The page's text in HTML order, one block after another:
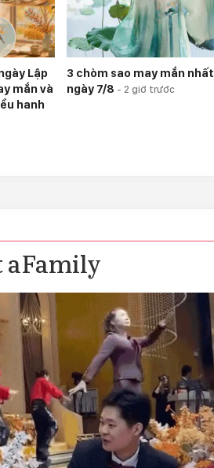
Lập
mắn và
hanh
3 chòm sao may mắn nhất
ngày 7/8 - 2 giờ trước
aFamily